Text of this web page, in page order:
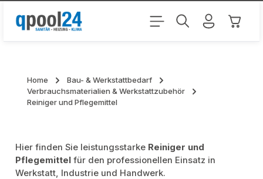
Zum Hauptinhalt springen
Home
Bau- & Werkstattbedarf
Verbrauchsmaterialien & Werkstattzubehör
Reiniger und Pflegemittel
Hier finden Sie leistungsstarke Reiniger und
Pflegemittel für den professionellen Einsatz in
Werkstatt, Industrie und Handwerk.